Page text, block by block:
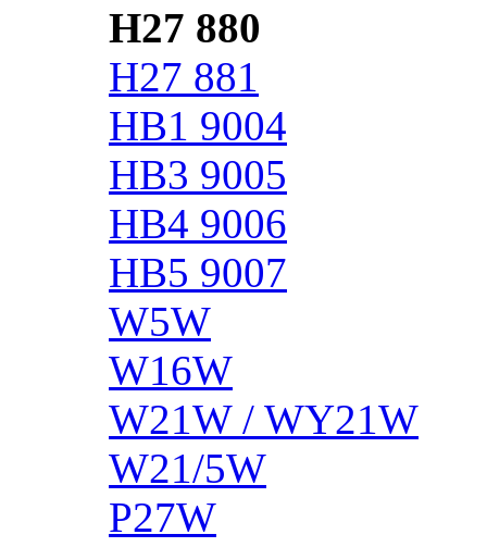
H27 880
H27 881
HB1 9004
HB3 9005
HB4 9006
HB5 9007
W5W
W16W
W21W / WY21W
W21/5W
P27W